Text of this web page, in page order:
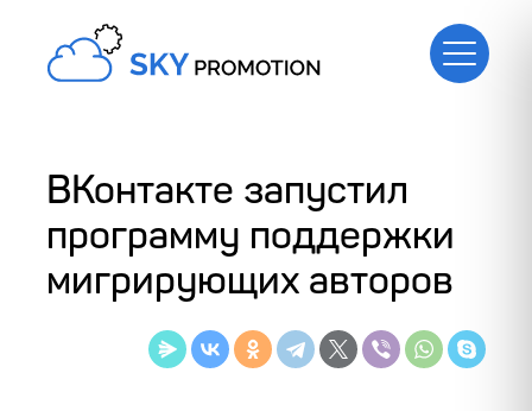
ВКонтакте запустил
программу поддержки
мигрирующих авторов